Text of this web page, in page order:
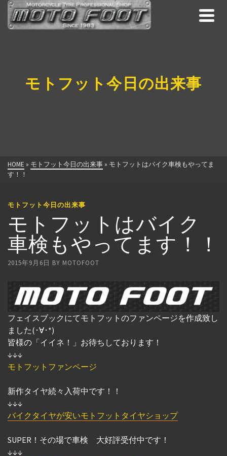
モトフット今日の出来事
HOME » モトフット今日の出来事 » モトフットはバイク車検もやってま
す！！
モトフット今日の出来事
モトフットはバイク
車検もやってます！！
2015年9月6日 BY MOTOFOOT
フェイスブックにてモトフットのファンページを作成致し
ました(･∀･*)
皆様の「イイネ！」お待ちしております！
↓↓↓
モトフットファンページ
新作タイヤ続々入荷中です！！
↓↓↓
バイクタイヤが安いモトフットタイヤショップ
SUPER！その場で車検 大好評受付中です！
↓↓↓